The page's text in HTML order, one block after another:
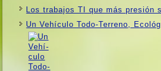
Los trabajos TI que más presión
Un Vehí­culo Todo-Terreno,